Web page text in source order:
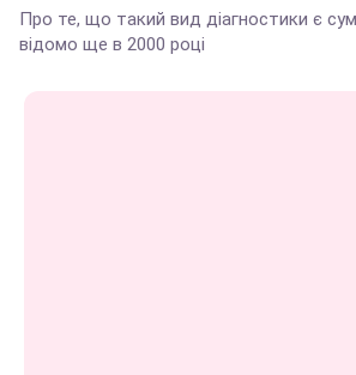
Про те, що такий вид діагностики є
відомо ще в 2000 році